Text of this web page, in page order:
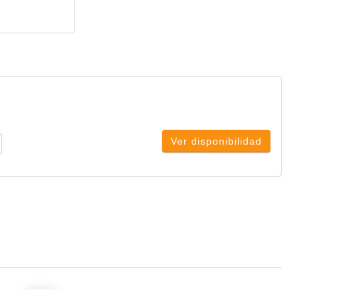
Ver disponibilidad